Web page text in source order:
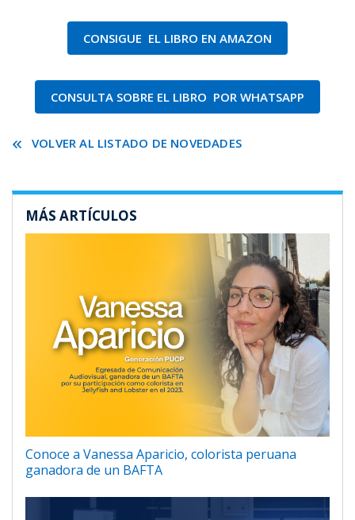
CONSIGUE EL LIBRO EN AMAZON
CONSULTA SOBRE EL LIBRO POR WHATSAPP
VOLVER AL LISTADO DE NOVEDADES
MÁS ARTÍCULOS
Conoce a Vanessa Aparicio, colorista peruana
ganadora de un BAFTA